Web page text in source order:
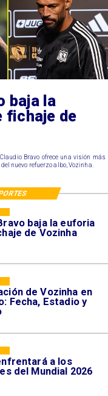
baja la euforia
de Vozinha
de Vozinha en
Fecha, Estadio y
a los
del Mundial 2026
baja la
fichaje de
Bravo ofrece una visión más
nuevo refuerzo albo, Vozinha.